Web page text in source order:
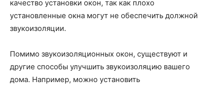
качество установки окон, так как плохо
установленные окна могут не обеспечить должной
звукоизоляции.
Помимо звукоизоляционных окон, существуют и
другие способы улучшить звукоизоляцию вашего
дома. Например, можно установить